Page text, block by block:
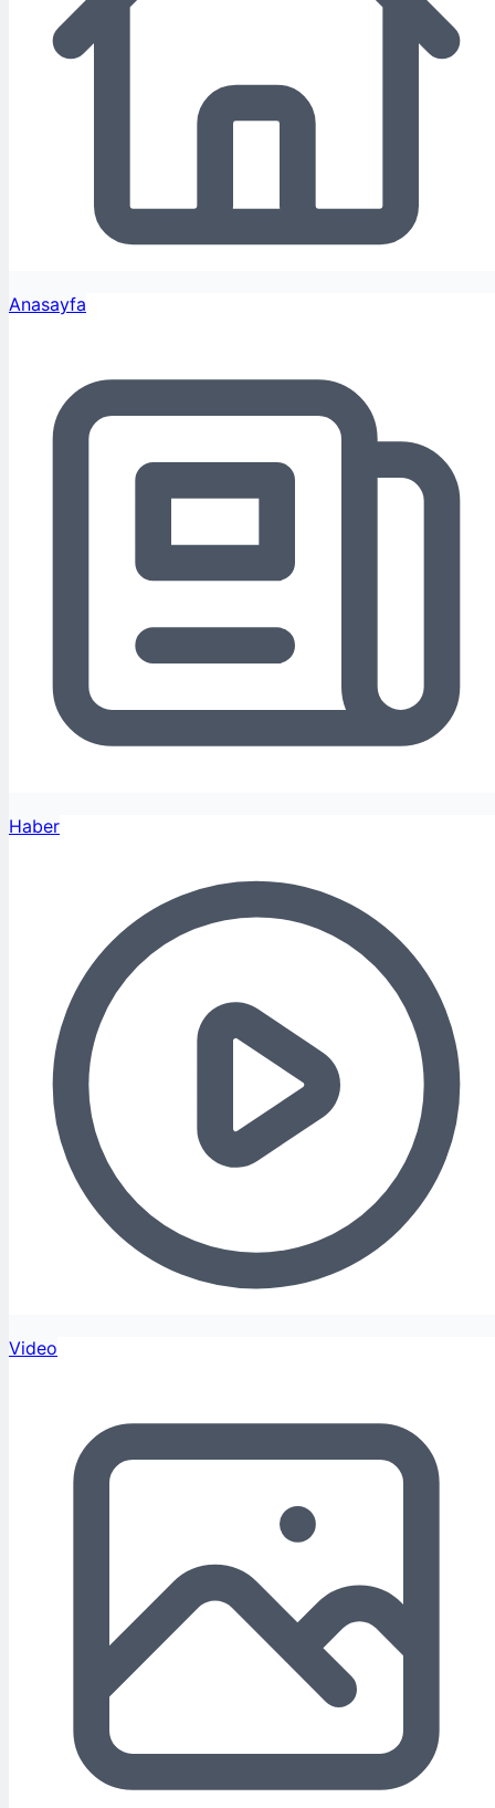
Anasayfa
Haber
Video